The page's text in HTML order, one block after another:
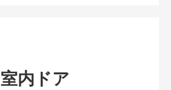
室内ドア